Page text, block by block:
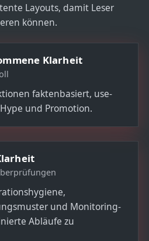
Layouts, damit Leser
können.
Klarheit
faktenbasiert, use-
und Promotion.
und Monitoring-
Abläufe zu